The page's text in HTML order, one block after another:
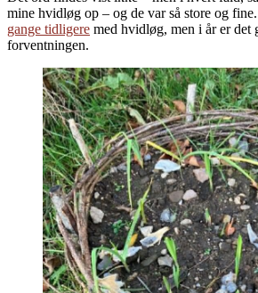
mine hvidløg op – og de var så store og
gange tidligere med hvidløg, men i år er det
forventningen.